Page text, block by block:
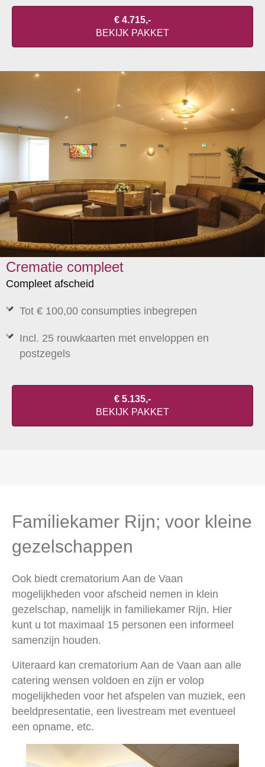
€ 4.715,-
BEKIJK PAKKET
Crematie compleet
Compleet afscheid
Tot € 100,00 consumpties inbegrepen
Incl. 25 rouwkaarten met enveloppen en
postzegels
€ 5.135,-
BEKIJK PAKKET
Familiekamer Rijn; voor kleine
gezelschappen
Ook biedt crematorium Aan de Vaan
mogelijkheden voor afscheid nemen in klein
gezelschap, namelijk in familiekamer Rijn. Hier
kunt u tot maximaal 15 personen een informeel
samenzijn houden.
Uiteraard kan crematorium Aan de Vaan aan alle
catering wensen voldoen en zijn er volop
mogelijkheden voor het afspelen van muziek, een
beeldpresentatie, een livestream met eventueel
een opname, etc.